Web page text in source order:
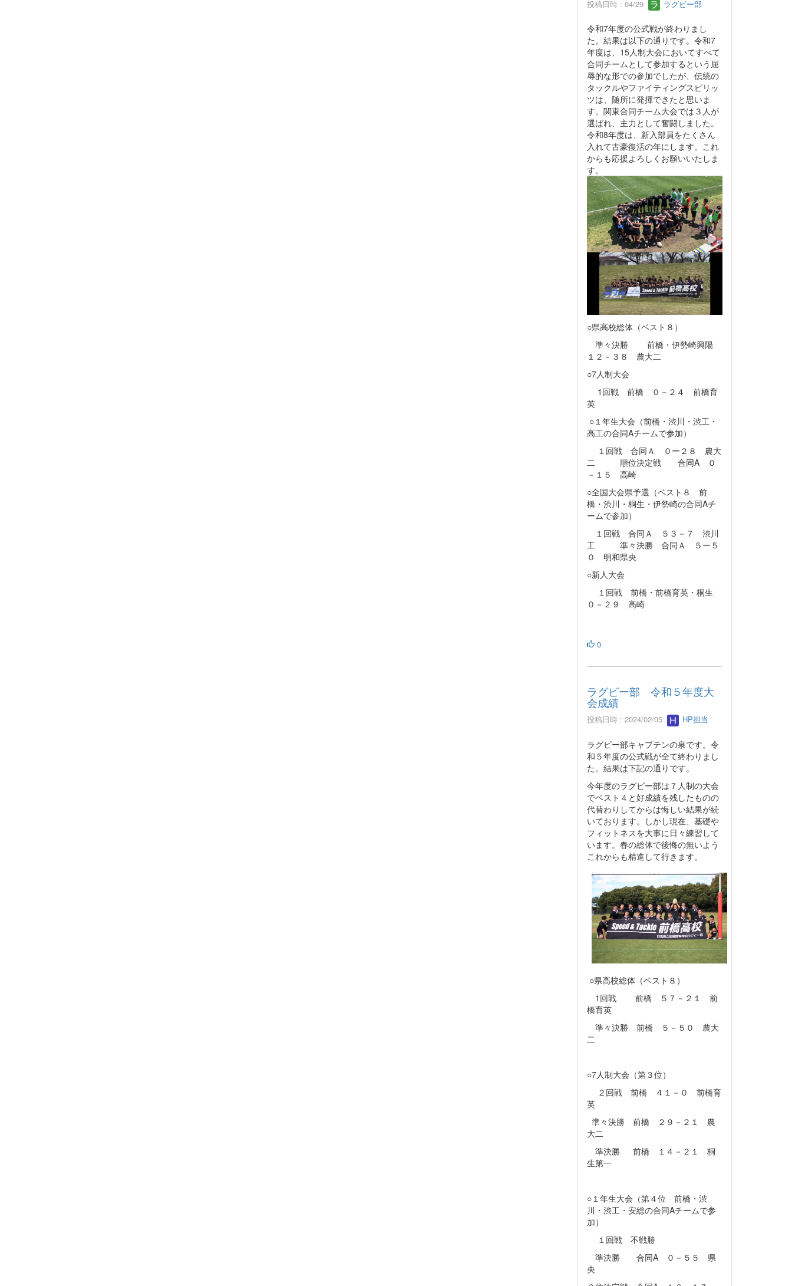
投稿日時 : 04/29 ラグビー部
令和7年度の公式戦が終わりまし
た。結果は以下の通りです。令和7
年度は、15人制大会においてすべて
合同チームとして参加するという屈
辱的な形での参加でしたが、伝統の
タックルやファイティングスピリッ
ツは、随所に発揮できたと思いま
す。関東合同チーム大会では３人が
選ばれ、主力として奮闘しました。
令和8年度は、新入部員をたくさん
入れて古豪復活の年にします。これ
からも応援よろしくお願いいたしま
す。
○県高校総体（ベスト８）
準々決勝 前橋・伊勢崎興陽
１２－３８ 農大二
○7人制大会
1回戦 前橋 ０－２４ 前橋育
英
○１年生大会（前橋・渋川・渋工・
高工の合同Aチームで参加）
１回戦 合同Ａ ０ー２８ 農大
二 順位決定戦 合同A ０
－１５ 高崎
○全国大会県予選（ベスト８ 前
橋・渋川・桐生・伊勢崎の合同Aチ
ームで参加）
１回戦 合同Ａ ５３－７ 渋川
工 準々決勝 合同Ａ ５ー５
０ 明和県央
○新人大会
１回戦 前橋・前橋育英・桐生
０－２９ 高崎
0
ラグビー部 令和５年度大
会成績
投稿日時 : 2024/02/05 HP担当
ラグビー部キャプテンの泉です。令
和５年度の公式戦が全て終わりまし
た。結果は下記の通りです。
今年度のラグビー部は７人制の大会
でベスト４と好成績を残したものの
代替わりしてからは悔しい結果が続
いております。しかし現在、基礎や
フィットネスを大事に日々練習して
います。春の総体で後悔の無いよう
これからも精進して行きます。
○県高校総体（ベスト８）
1回戦 前橋 ５７－２１ 前
橋育英
準々決勝 前橋 ５－５０ 農大
二
○7人制大会（第３位）
２回戦 前橋 ４１－０ 前橋育
英
準々決勝 前橋 ２９－２１ 農
大二
準決勝 前橋 １４－２１ 桐
生第一
○１年生大会（第４位 前橋・渋
川・渋工・安総の合同Aチームで参
加）
１回戦 不戦勝
準決勝 合同A ０－５５ 県
央